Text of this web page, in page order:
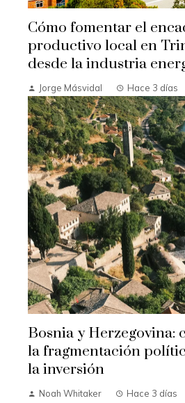
Cómo fomentar el
productivo local en
desde la industria
Jorge Másvidal Hace 3 días
Bosnia y Herzegovina:
la fragmentación
la inversión
Noah Whitaker Hace 3 días